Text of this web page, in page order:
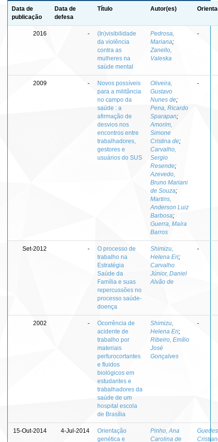
Data de
publicação
Data de
defesa
Título Autor(es)
2016 -
(In)visibilidade
da violência
contra as
mulheres na
saúde mental
Pedrosa,
Mariana;
Zanello,
Valeska
-
2009 -
Novos possíveis
para a militância
no campo da
saúde : a
afirmação de
desvios nos
encontros entre
trabalhadores,
gestores e
usuários do SUS
Oliveira,
Gustavo
Nunes de;
Pena, Ricardo
Sparapan;
Amorim,
Simone
Cristina de;
Carvalho,
Sergio
Resende;
Azevedo,
Bruno Mariani
de Souza;
Martins,
Anderson Luiz
Barbosa;
Guerra, Maíra
Barros
-
Set-2012 -
O processo de
trabalho na
Estratégia
Saúde da
Família e suas
repercussões no
processo saúde-
doença
Shimizu,
Helena Eri;
Carvalho
Júnior, Daniel
Alvão de
-
2002 -
Ocorrência de
acidente de
trabalho por
materiais
perfurocortantes
e fluidos
biológicos em
estudantes e
trabalhadores da
saúde de um
hospital escola
de Brasília
Shimizu,
Helena Eri;
Ribeiro, Emílio
José
Gonçalves
-
15-Out-2014 4-Jul-2014
Orientação
genética e
Pinho, Ana
Carolina de